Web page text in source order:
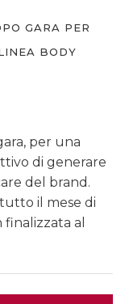
GARA PER
BODY
per una
di generare
del brand.
il mese di
al